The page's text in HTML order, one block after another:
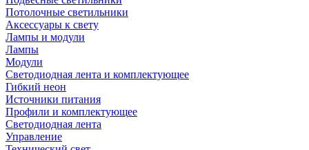
Потолочные светильники
Аксессуары к свету
Лампы и модули
Лампы
Модули
Светодиодная лента и комплектующее
Гибкий неон
Источники питания
Профили и комплектующее
Светодиодная лента
Управление